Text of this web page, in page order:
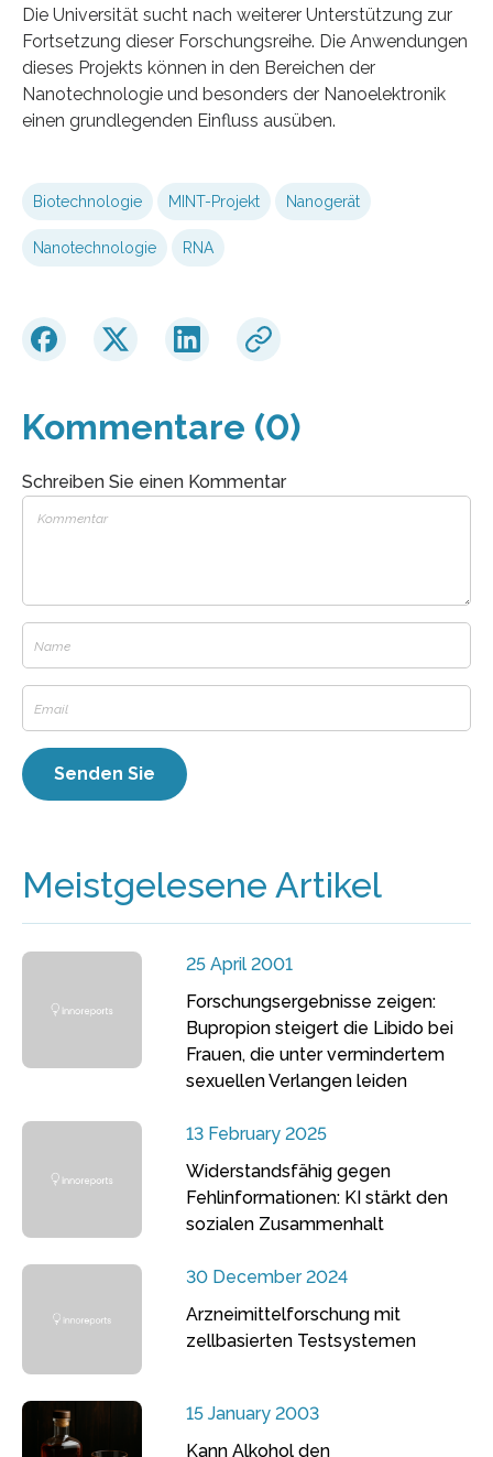
Die Universität sucht nach weiterer Unterstützung zur
Fortsetzung dieser Forschungsreihe. Die Anwendungen
dieses Projekts können in den Bereichen der
Nanotechnologie und besonders der Nanoelektronik
einen grundlegenden Einfluss ausüben.
Biotechnologie MINT-Projekt Nanogerät
Nanotechnologie RNA
Kommentare (0)
Schreiben Sie einen Kommentar
Meistgelesene Artikel
25 April 2001
Forschungsergebnisse zeigen:
Bupropion steigert die Libido bei
Frauen, die unter vermindertem
sexuellen Verlangen leiden
13 February 2025
Widerstandsfähig gegen
Fehlinformationen: KI stärkt den
sozialen Zusammenhalt
30 December 2024
Arzneimittelforschung mit
zellbasierten Testsystemen
15 January 2003
Kann Alkohol den